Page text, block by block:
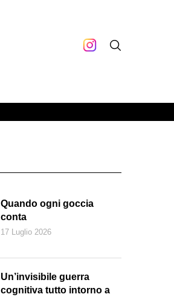
Quando ogni goccia
conta
17 Luglio 2026
Un’invisibile guerra
cognitiva tutto intorno a